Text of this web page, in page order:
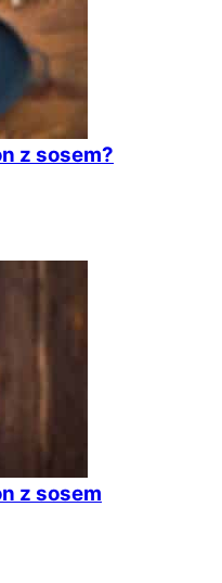
z sosem?
z sosem